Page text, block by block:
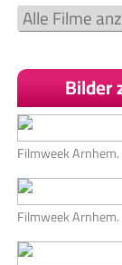
Alle Filme
Bilder
Filmweek
Filmweek